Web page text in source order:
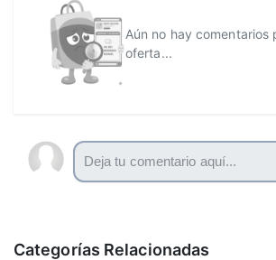
Aún no hay comentarios
oferta...
Categorías Relacionadas